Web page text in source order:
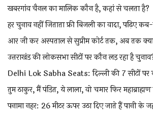
खबरगांव चैनल का मालिक कौन है, कहां से चलता है?
हर चुनाव नहीं जिताता फ्री बिजली का वादा, पढ़िए
आर जी कर अस्पताल से सुप्रीम कोर्ट तक, अब तक
उत्तराखंड की लोकसभा सीटों पर कौन लड़ रहा है
Delhi Lok Sabha Seats: दिल्ली की 7 सीटों पर
तुम ठाकुर, मैं पंडित, ये लाला, वो चमार फिर
पनामा नहर: 26 मीटर ऊपर उठा दिए जाते हैं पानी के